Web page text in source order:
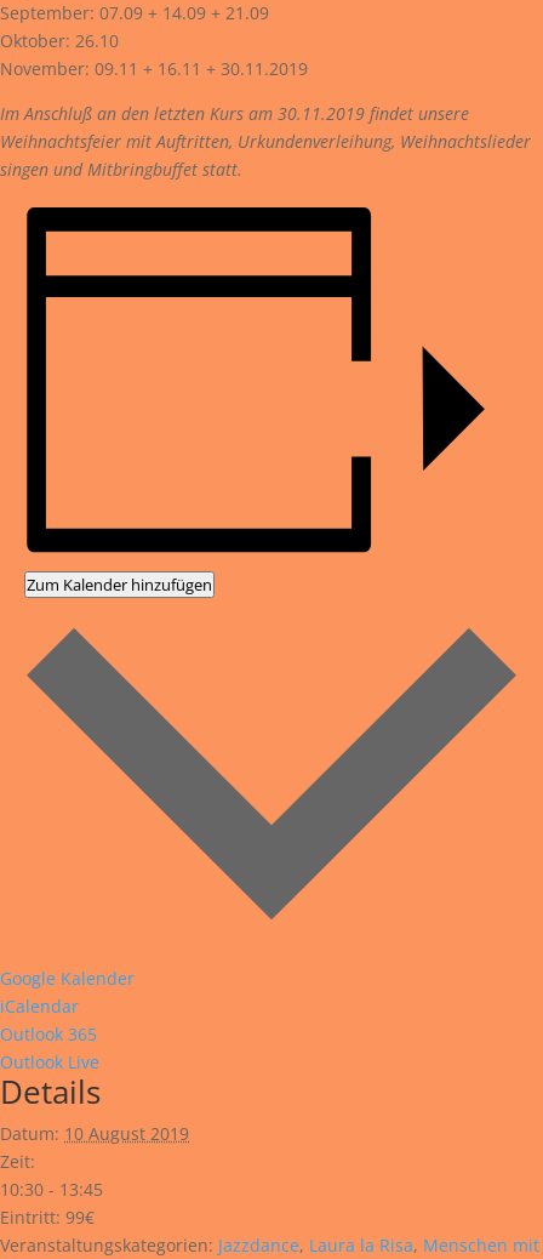
September: 07.09 + 14.09 + 21.09
Oktober: 26.10
November: 09.11 + 16.11 + 30.11.2019
Im Anschluß an den letzten Kurs am 30.11.2019 findet unsere
Weihnachtsfeier mit Auftritten, Urkundenverleihung, Weihnachtslieder
singen und Mitbringbuffet statt.
Zum Kalender hinzufügen
Google Kalender
iCalendar
Outlook 365
Outlook Live
Details
Datum: 10 August 2019
Zeit:
10:30 - 13:45
Eintritt: 99€
Veranstaltungskategorien: Jazzdance, Laura la Risa, Menschen mit